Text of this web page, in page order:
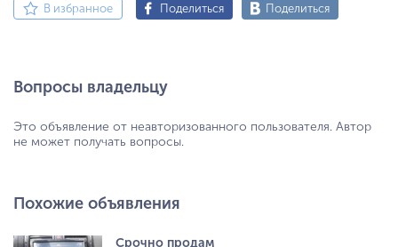
В избранное Поделиться Поделиться
Вопросы владельцу
Это объявление от неавторизованного пользователя. Автор
не может получать вопросы.
Похожие объявления
Срочно продам